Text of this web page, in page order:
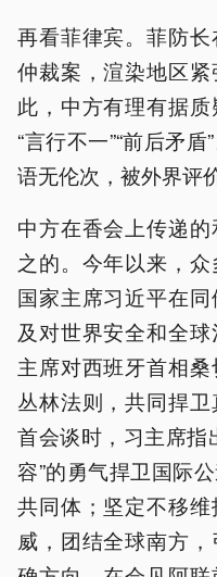
再看菲律宾。菲防
仲裁案，渲染地区
此，中方有理有据
“言行不一”“前后矛
语无伦次，被外界评
中方在香会上传递
之的。今年以来，
国家主席习近平在
及对世界安全和全
主席对西班牙首相
丛林法则，共同捍
首会谈时，习主席指
容”的勇气捍卫国际
共同体；坚定不移
威，团结全球南方